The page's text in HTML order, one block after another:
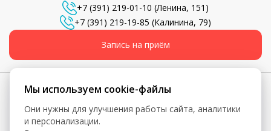
+7 (391) 219-01-10 (Ленина, 151)
+7 (391) 219-19-85 (Калинина, 79)
Запись на приём
© 2026, Бионика - Сеть медицинских центров
Мы используем cookie-файлы
Они нужны для улучшения работы сайта, аналитики
и персонализации.